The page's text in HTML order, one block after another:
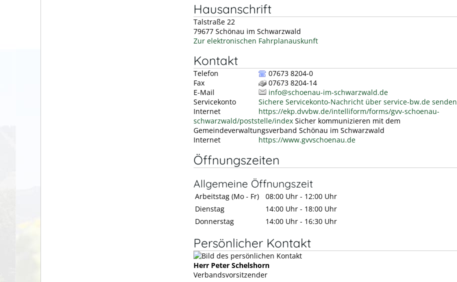
Hausanschrift
Talstraße 22
79677 Schönau im Schwarzwald
Zur elektronischen Fahrplanauskunft
Kontakt
Telefon
07673 8204-0
Fax
07673 8204-14
E-Mail
info@schoenau-im-schwarzwald.de
Servicekonto
Sichere Servicekonto-Nachricht über service-bw.de senden
Internet
https://ekp.dvvbw.de/intelliform/forms/gvv-schoenau-
schwarzwald/poststelle/index Sicher kommunizieren mit dem
Gemeindeverwaltungsverband Schönau im Schwarzwald
Internet
https://www.gvvschoenau.de
Öffnungszeiten
Allgemeine Öffnungszeit
Arbeitstag (Mo - Fr) 08:00 Uhr - 12:00 Uhr
Dienstag
14:00 Uhr - 18:00 Uhr
Donnerstag
14:00 Uhr - 16:30 Uhr
Persönlicher Kontakt
Herr Peter Schelshorn
Verbandsvorsitzender